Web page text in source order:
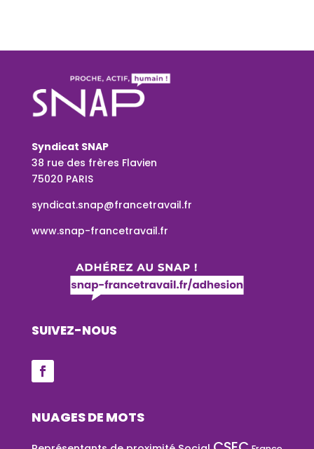
Syndicat SNAP
38 rue des frères Flavien
75020 PARIS
syndicat.snap@francetravail.fr
www.snap-francetravail.fr
SUIVEZ-NOUS
NUAGES DE MOTS